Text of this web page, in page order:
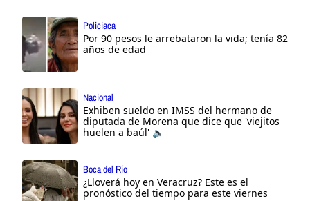
Policiaca
Por 90 pesos le arrebataron la vida; tenía 82
años de edad
Nacional
Exhiben sueldo en IMSS del hermano de
diputada de Morena que dice que 'viejitos
huelen a baúl' 🔈
Boca del Río
¿Lloverá hoy en Veracruz? Este es el
pronóstico del tiempo para este viernes